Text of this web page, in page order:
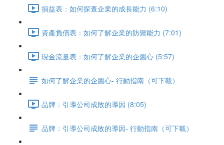
損益表：如何探查企業的成長能力 (6:10)
資產負債表：如何了解企業的防禦能力 (7:01)
現金流量表：如何了解企業的企圖心 (5:57)
如何了解企業的企圖心- 行動指南（可下載）
品牌：引導公司成敗的導因 (8:05)
品牌：引導公司成敗的導因- 行動指南（可下載）